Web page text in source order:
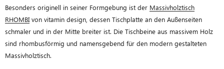
Besonders originell in seiner Formgebung ist der Massivholztisch
RHOMBIvon vitamin design, dessen Tischplatte an den Außenseiten
schmaler und in der Mitte breiter ist. Die Tischbeine aus massivem Holz
sind rhombusförmig und namensgebend für den modern gestalteten
Massivholztisch.